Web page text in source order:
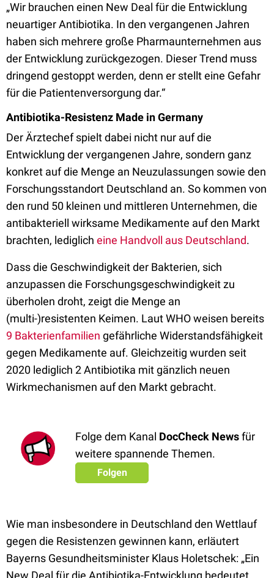
„Wir brauchen einen New Deal für die Entwicklung
neuartiger Antibiotika. In den vergangenen Jahren
haben sich mehrere große Pharmaunternehmen aus
der Entwicklung zurückgezogen. Dieser Trend muss
dringend gestoppt werden, denn er stellt eine Gefahr
für die Patientenversorgung dar.“
Antibiotika-Resistenz Made in Germany
Der Ärztechef spielt dabei nicht nur auf die
Entwicklung der vergangenen Jahre, sondern ganz
konkret auf die Menge an Neuzulassungen sowie den
Forschungsstandort Deutschland an. So kommen von
den rund 50 kleinen und mittleren Unternehmen, die
antibakteriell wirksame Medikamente auf den Markt
brachten, lediglich eine Handvoll aus Deutschland.
Dass die Geschwindigkeit der Bakterien, sich
anzupassen die Forschungsgeschwindigkeit zu
überholen droht, zeigt die Menge an
(multi-)resistenten Keimen. Laut WHO weisen bereits
9 Bakterienfamilien gefährliche Widerstandsfähigkeit
gegen Medikamente auf. Gleichzeitig wurden seit
2020 lediglich 2 Antibiotika mit gänzlich neuen
Wirkmechanismen auf den Markt gebracht.
Folge dem Kanal DocCheck Newsfür
weitere spannende Themen.
Folgen
Wie man insbesondere in Deutschland den Wettlauf
gegen die Resistenzen gewinnen kann, erläutert
Bayerns Gesundheitsminister Klaus Holetschek: „Ein
New Deal für die Antibiotika-Entwicklung bedeutet